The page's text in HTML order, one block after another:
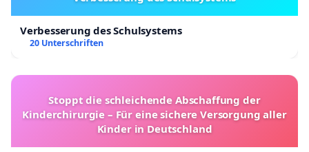
3. Durch die autodidaktische Beschäftigung mit
Geschichte, Religionen und Sprachen
über den chauvinistischen Zeitgeist des späten 19.
Jahrhunderts. Unter dem Eindruck einer langen
Verbesserung des Schulsystems
20 Unterschriften
Stoppt die schleichende Abschaffung der
Kinderchirurgie – Für eine sichere Versorgung aller
Kinder in Deutschland